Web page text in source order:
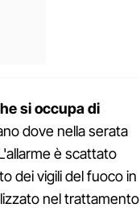
si occupa di
dove nella serata
è scattato
dei vigili del fuoco in
nel trattamento